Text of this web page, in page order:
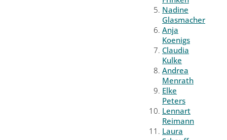
Nadine
Glasmacher
Anja
Koenigs
Claudia
Kulke
Andrea
Menrath
Elke
Peters
Lennart
Reimann
Laura